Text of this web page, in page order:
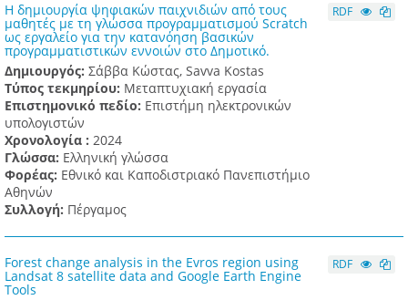
Η δημιουργία ψηφιακών παιχνιδιών από τους
μαθητές με τη γλώσσα προγραμματισμού Scratch
ως εργαλείο για την κατανόηση βασικών
προγραμματιστικών εννοιών στο Δημοτικό.
Δημιουργός: Σάββα Κώστας, Savva Kostas
Τύπος τεκμηρίου: Μεταπτυχιακή εργασία
Επιστημονικό πεδίο: Επιστήμη ηλεκτρονικών
υπολογιστών
Χρονολογία : 2024
Γλώσσα: Ελληνική γλώσσα
Φορέας: Εθνικό και Καποδιστριακό Πανεπιστήμιο
Αθηνών
Συλλογή: Πέργαμος
RDF
Forest change analysis in the Evros region using
Landsat 8 satellite data and Google Earth Engine
Tools
RDF